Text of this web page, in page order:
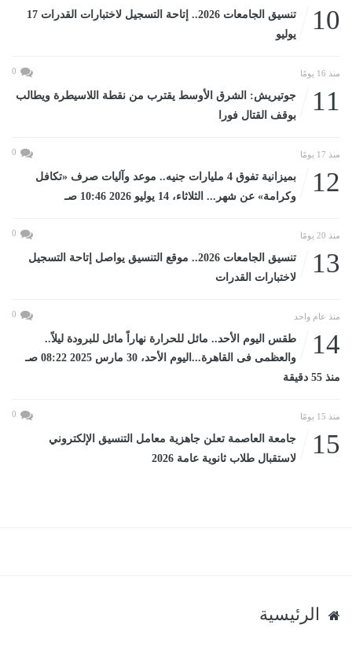
10
تنسيق الجامعات 2026.. إتاحة التسجيل لاختبارات القدرات 17
يوليو
منذ 16 يومًا 0
11
جوتيريش: الشرق الأوسط يقترب من نقطة اللاسيطرة ويطالب
بوقف القتال فورا
منذ 17 يومًا 0
12
بميزانية تفوق 4 مليارات جنيه.. موعد وآليات صرف «تكافل
وكرامة» عن شهر... الثلاثاء، 14 يوليو 2026 10:46 صـ
منذ 20 يومًا 0
13
تنسيق الجامعات 2026.. موقع التنسيق يواصل إتاحة التسجيل
لاختبارات القدرات
منذ عام واحد 0
14
طقس اليوم الأحد.. مائل للحرارة نهاراً مائل للبرودة ليلاً..
والعظمى فى القاهرة...اليوم الأحد، 30 مارس 2025 08:22 صـ
منذ 55 دقيقة
منذ 15 يومًا 0
15
جامعة العاصمة تعلن جاهزية معامل التنسيق الإلكتروني
لاستقبال طلاب ثانوية عامة 2026
الرئيسية